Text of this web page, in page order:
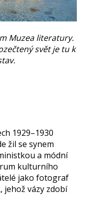
Muzea literatury.
svět je tu k
1929–1930
žil se synem
a módní
kulturního
jako fotograf
jehož vázy zdobí